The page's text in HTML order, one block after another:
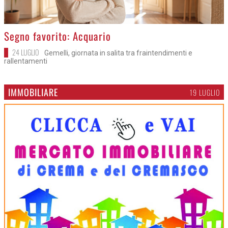
>
Segno favorito: Acquario
24 LUGLIO
Gemelli, giornata in salita tra fraintendimenti e
rallentamenti
IMMOBILIARE 19 LUGLIO